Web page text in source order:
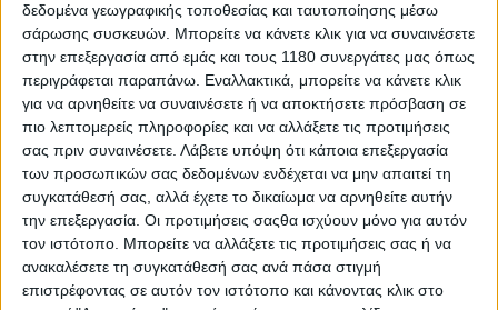
δεδομένα γεωγραφικής τοποθεσίας και ταυτοποίησης μέσω
σάρωσης συσκευών. Μπορείτε να κάνετε κλικ για να συναινέσετε
στην επεξεργασία από εμάς και τους 1180 συνεργάτες μας όπως
περιγράφεται παραπάνω. Εναλλακτικά, μπορείτε να κάνετε κλικ
για να αρνηθείτε να συναινέσετε ή να αποκτήσετε πρόσβαση σε
πιο λεπτομερείς πληροφορίες και να αλλάξετε τις προτιμήσεις
σας πριν συναινέσετε. Λάβετε υπόψη ότι κάποια επεξεργασία
των προσωπικών σας δεδομένων ενδέχεται να μην απαιτεί τη
συγκατάθεσή σας, αλλά έχετε το δικαίωμα να αρνηθείτε αυτήν
την επεξεργασία. Οι προτιμήσεις σαςθα ισχύουν μόνο για αυτόν
τον ιστότοπο. Μπορείτε να αλλάξετε τις προτιμήσεις σας ή να
ανακαλέσετε τη συγκατάθεσή σας ανά πάσα στιγμή
επιστρέφοντας σε αυτόν τον ιστότοπο και κάνοντας κλικ στο
Ο team mate του Marquez,DaniPedrosa, θα ξεκινήσει
από την έβδομη θέση στην τρίτη σειρά της σχάρας
εκκίνησης, καθώς έκανε χρόνο πουαπείχε σχεδόν
μισό δευτερόλεπτο από το χρόνο τουVinales, με τον
Petrucci(ο οποίος περίμενε κάτι καλύτερο από την
όγδοη θέση) και τονAleix Espargaroμε τηνApriliaνα
συμπληρώνουν τη σειρά.
ΟAlvaroBautistaκαι οKarelAbraham, οι οποίοι
προκρίθηκαν από την διαδικασία των Q1, μαζί με τον
Michele Pirro που συμμετέχει ως wild card συμμετοχή
για την ομάδα της Ducati έχοντας αντιμετωπίσει και